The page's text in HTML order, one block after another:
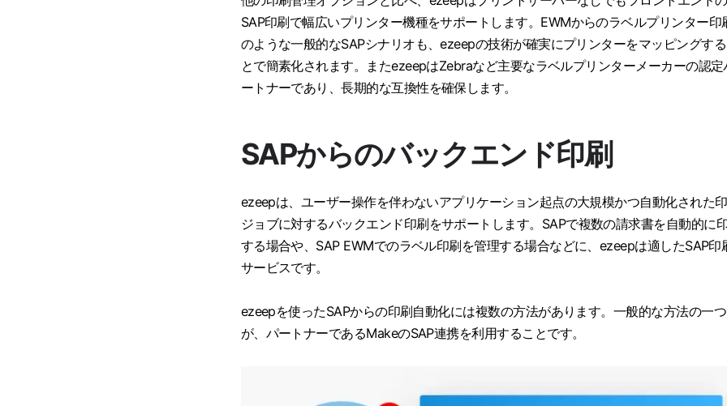
SAP印刷で幅広いプリンター機種をサポートします。EWMからのラベルプリンター印
のような一般的なSAPシナリオも、ezeepの技術が確実にプリンターをマッピングす
とで簡素化されます。またezeepはZebraなど主要なラベルプリンターメーカーの認定
ートナーであり、長期的な互換性を確保します。
SAPからのバックエンド印刷
ezeepは、ユーザー操作を伴わないアプリケーション起点の大規模かつ自動化された
ジョブに対するバックエンド印刷をサポートします。SAPで複数の請求書を自動的に
する場合や、SAP EWMでのラベル印刷を管理する場合などに、ezeepは適したSAP印
サービスです。
ezeepを使ったSAPからの印刷自動化には複数の方法があります。一般的な方法の一つ
が、パートナーであるMakeのSAP連携を利用することです。